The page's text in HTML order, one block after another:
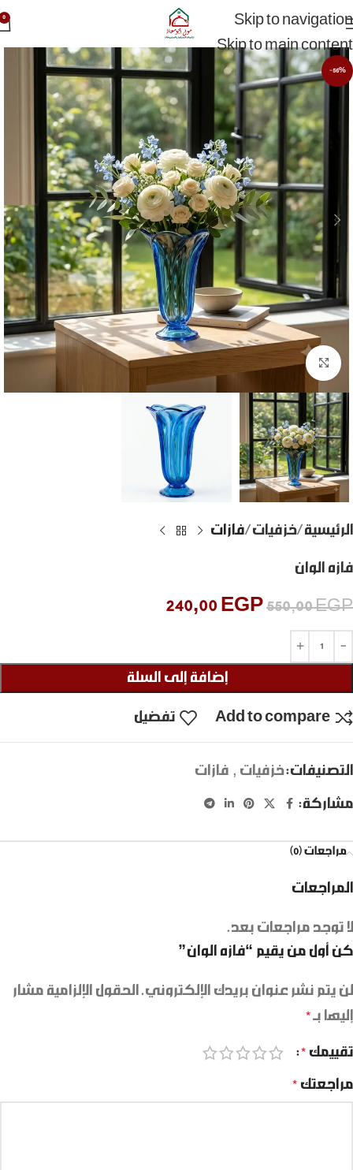
Skip to navigation
Skip to main content
0
-56%
Click to enlarge
الرئيسية خزفيات فازات
فازه الوان
550,00EGP
240,00 EGP
إضافة إلى السلة
Add to compare تفضيل
التصنيفات:خزفيات , فازات
مشاركة:
مراجعات (0)
المراجعات
لا توجد مراجعات بعد.
كن أول من يقيم “فازه الوان”
لن يتم نشر عنوان بريدك الإلكتروني. الحقول الإلزامية مشار
إليها بـ *
تقييمك *
مراجعتك *